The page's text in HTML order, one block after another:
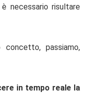
necessario risultare
passiamo,
in tempo reale la